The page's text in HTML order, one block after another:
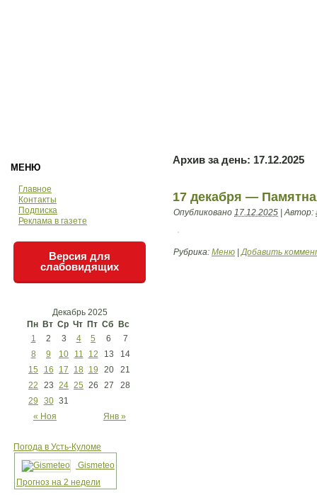
МЕНЮ
Главное
Контакты
Подписка
Реклама в газете
Версия для
слабовидящих
Декабрь 2025
Пн Вт Ср Чт Пт Сб Вс
« Ноя Янв »
1 2 3 4 5 6
7
8
9 10 11 12 13
14
15
16 17 18 19 20
21
22
23 24 25 26 27
28
29
30 31
Погода в Усть-Куломе
Gismeteo
Прогноз на 2 недели
Архив за день: 17.12.2025
17 декабря —
Опубликовано 17.12.2025 |Автор:
Рубрика: Меню |Добавить